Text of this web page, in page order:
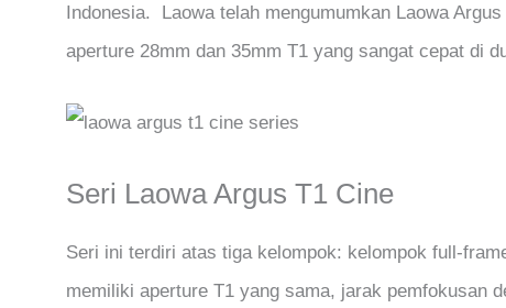
Indonesia. Laowa telah mengumumkan Laowa
aperture 28mm dan 35mm T1 yang sangat cepat di
Seri Laowa Argus T1 Cine
Seri ini terdiri atas tiga kelompok: kelompok full-
memiliki aperture T1 yang sama, jarak pemfokusan